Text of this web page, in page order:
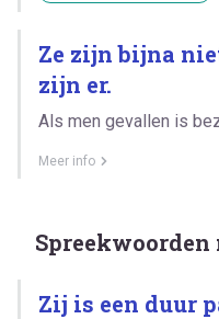
Ze zijn bijna
zijn er.
Als men gevallen is
Meer info
Spreekwoorden
Zij is een duur